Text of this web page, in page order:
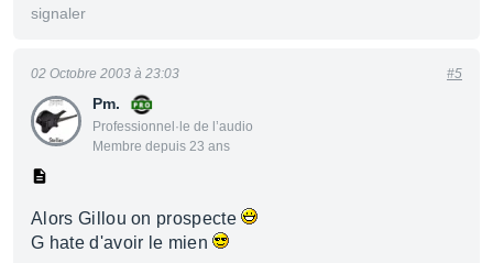
signaler
Pm.
Professionnel·le de l’audio
Membre depuis 23 ans
02 Octobre 2003 à 23:03 #5
Alors Gillou on prospecte
G hate d'avoir le mien